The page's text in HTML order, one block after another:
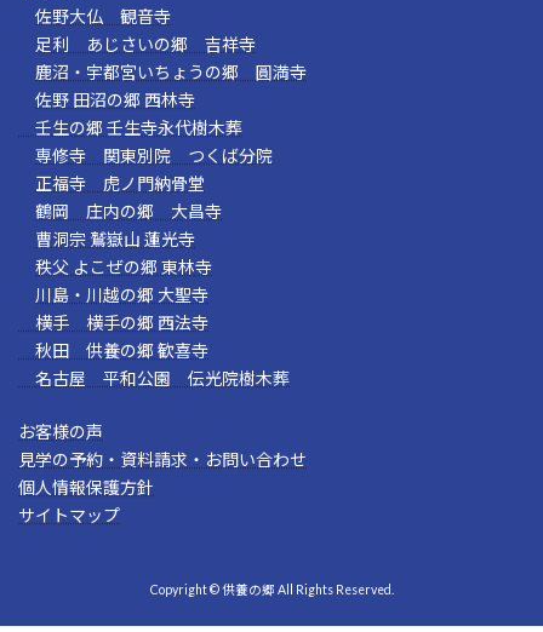
佐野大仏 観音寺
足利 あじさいの郷 吉祥寺
鹿沼・宇都宮いちょうの郷 圓満寺
佐野 田沼の郷 西林寺
壬生の郷 壬生寺永代樹木葬
専修寺 関東別院 つくば分院
正福寺 虎ノ門納骨堂
鶴岡 庄内の郷 大昌寺
曹洞宗 鷲嶽山 蓮光寺
秩父 よこぜの郷 東林寺
川島・川越の郷 大聖寺
横手 横手の郷 西法寺
秋田 供養の郷 歓喜寺
名古屋 平和公園 伝光院樹木葬
お客様の声
見学の予約・資料請求・お問い合わせ
個人情報保護方針
サイトマップ
Copyright © 供養の郷 All Rights Reserved.